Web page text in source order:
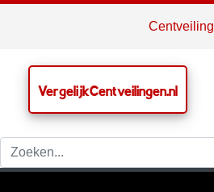
Centveiling
VergelijkCentveilingen.nl